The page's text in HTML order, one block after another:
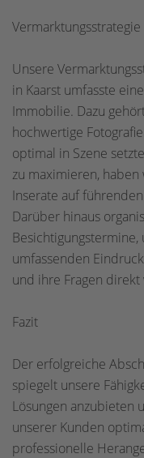
Vermarktungsstrategie
Unsere
in Kaarst umfasste
Immobilie. Dazu
hochwertige
optimal in Szene
zu maximieren,
Inserate auf
Darüber hinaus
umfassenden
und ihre Fragen
Fazit
Der erfolgreiche
spiegelt unsere
Lösungen anzubieten
unserer Kunden
professionelle